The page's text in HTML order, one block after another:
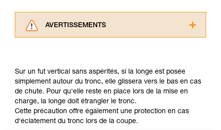
AVERTISSEMENTS
informations de la notice technique pour
pouvoir comprendre ce complément
d’informations.
Maîtriser ces techniques nécessite une
formation et un entraînement spécifique. Validez
avec un professionnel votre capacité à refaire
Sur un fut vertical sans aspérités, si la longe est posée
simplement autour du tronc, elle glissera vers le bas en cas
de chute. Pour qu'elle reste en place lors de la mise en
charge, la longe doit étrangler le tronc.
Cette précaution offre également une protection en cas
d'éclatement du tronc lors de la coupe.